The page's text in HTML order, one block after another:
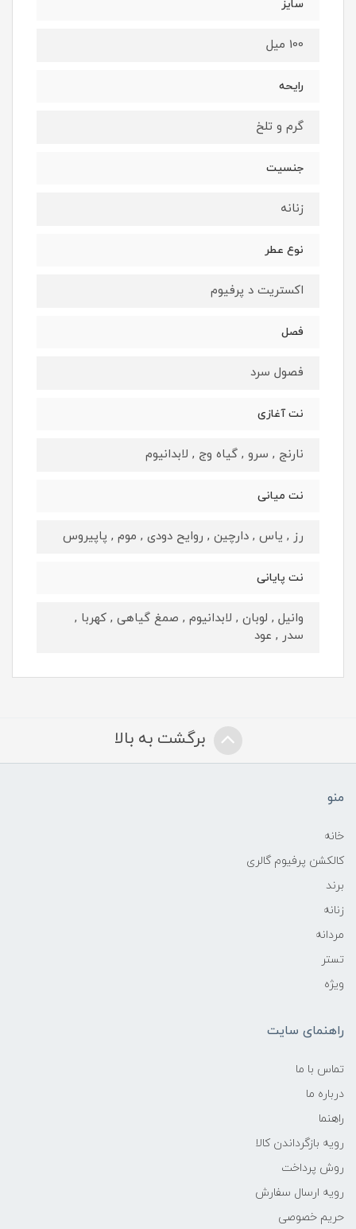
سایز
100 میل
رایحه
گرم و تلخ
جنسیت
زنانه
نوع عطر
اکستریت د پرفیوم
فصل
فصول سرد
نت آغازی
نارنج , سرو , گیاه وج , لابدانیوم
نت میانی
رز , یاس , دارچین , روایح دودی , موم , پاپیروس
نت پایانی
وانیل , لوبان , لابدانیوم , صمغ گیاهی , کهربا ,
سدر , عود
برگشت به بالا
منو
خانه
کالکشن پرفیوم گالری
برند
زنانه
مردانه
تستر
ویژه
راهنمای سایت
تماس با ما
درباره ما
راهنما
رویه‌ بازگرداندن کالا
روش پرداخت
رویه ارسال سفارش
حریم خصوصی